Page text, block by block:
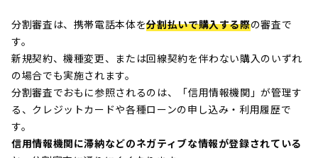
分割審査は、携帯電話本体を分割払いで購入する際の審査で
す。
新規契約、機種変更、または回線契約を伴わない購入のいずれ
の場合でも実施されます。
分割審査でおもに参照されるのは、「信用情報機関」が管理す
る、クレジットカードや各種ローンの申し込み・利用履歴で
す。
信用情報機関に滞納などのネガティブな情報が登録されている